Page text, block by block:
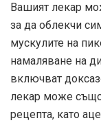
Вашият лекар
за да облекчи
мускулите на
намаляване на
включват
лекар може
рецепта, като